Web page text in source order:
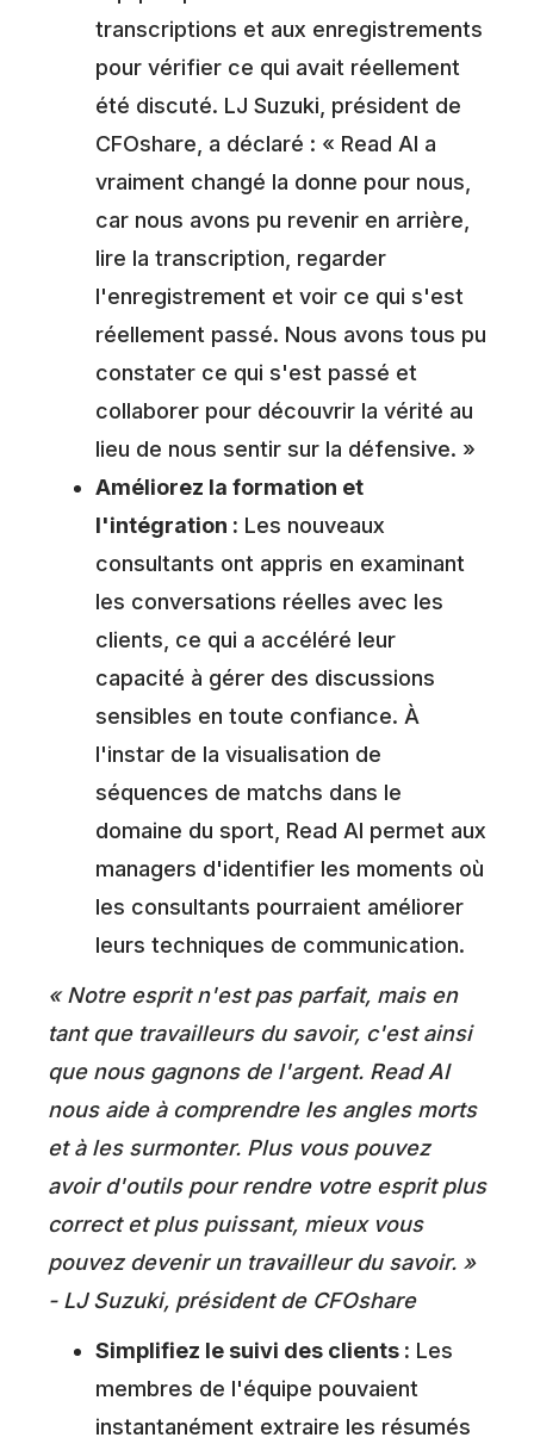
transcriptions et aux enregistrements
pour vérifier ce qui avait réellement
été discuté. LJ Suzuki, président de
CFOshare, a déclaré : « Read AI a
vraiment changé la donne pour nous,
car nous avons pu revenir en arrière,
lire la transcription, regarder
l'enregistrement et voir ce qui s'est
réellement passé. Nous avons tous pu
constater ce qui s'est passé et
collaborer pour découvrir la vérité au
lieu de nous sentir sur la défensive. »
Améliorez la formation et
l'intégration : Les nouveaux
consultants ont appris en examinant
les conversations réelles avec les
clients, ce qui a accéléré leur
capacité à gérer des discussions
sensibles en toute confiance. À
l'instar de la visualisation de
séquences de matchs dans le
domaine du sport, Read AI permet aux
managers d'identifier les moments où
les consultants pourraient améliorer
leurs techniques de communication.
« Notre esprit n'est pas parfait, mais en
tant que travailleurs du savoir, c'est ainsi
que nous gagnons de l'argent. Read AI
nous aide à comprendre les angles morts
et à les surmonter. Plus vous pouvez
avoir d'outils pour rendre votre esprit plus
correct et plus puissant, mieux vous
pouvez devenir un travailleur du savoir. »
- LJ Suzuki, président de CFOshare
Simplifiez le suivi des clients : Les
membres de l'équipe pouvaient
instantanément extraire les résumés